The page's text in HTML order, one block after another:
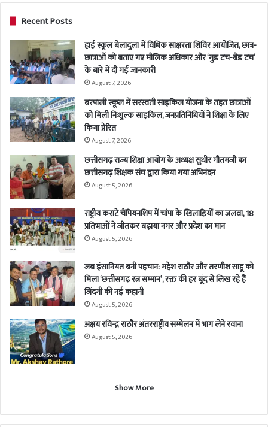
Recent Posts
हाई स्कूल बेलादुला में विधिक साक्षरता शिविर आयोजित, छात्र-
छात्राओं को बताए गए मौलिक अधिकार और ‘गुड टच-बैड टच’
के बारे में दी गई जानकारी
August 7, 2026
बरपाली स्कूल में सरस्वती साइकिल योजना के तहत छात्राओं
को मिली निःशुल्क साइकिल, जनप्रतिनिधियों ने शिक्षा के लिए
किया प्रेरित
August 7, 2026
छत्तीसगढ़ राज्य शिक्षा आयोग के अध्यक्ष सुधीर गौतमजी का
छत्तीसगढ़ शिक्षक संघ द्वारा किया गया अभिनंदन
August 5, 2026
राष्ट्रीय कराटे चैंपियनशिप में चांपा के खिलाड़ियों का जलवा, 18
प्रतिभाओं ने जीतकर बढ़ाया नगर और प्रदेश का मान
August 5, 2026
जब इंसानियत बनी पहचान: महेश राठौर और तरणीश साहू को
मिला ‘छत्तीसगढ़ रत्न सम्मान’, रक्त की हर बूंद से लिख रहे हैं
जिंदगी की नई कहानी
August 5, 2026
अक्षय रविन्द्र राठौर अंतरराष्ट्रीय सम्मेलन में भाग लेने रवाना
August 5, 2026
Show More